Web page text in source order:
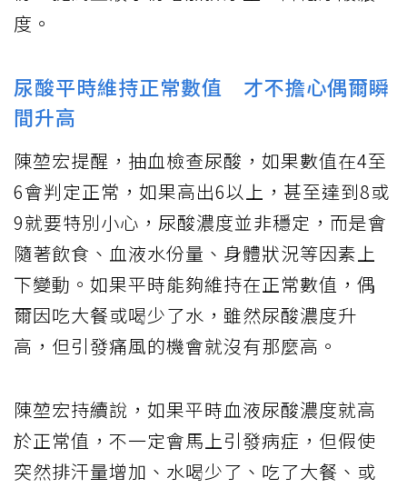
度。
尿酸平時維持正常數值 才不擔心偶爾瞬
間升高
陳堃宏提醒，抽血檢查尿酸，如果數值在4至
6會判定正常，如果高出6以上，甚至達到8或
9就要特別小心，尿酸濃度並非穩定，而是會
隨著飲食、血液水份量、身體狀況等因素上
下變動。如果平時能夠維持在正常數值，偶
爾因吃大餐或喝少了水，雖然尿酸濃度升
高，但引發痛風的機會就沒有那麼高。
陳堃宏持續說，如果平時血液尿酸濃度就高
於正常值，不一定會馬上引發病症，但假使
突然排汗量增加、水喝少了、吃了大餐、或